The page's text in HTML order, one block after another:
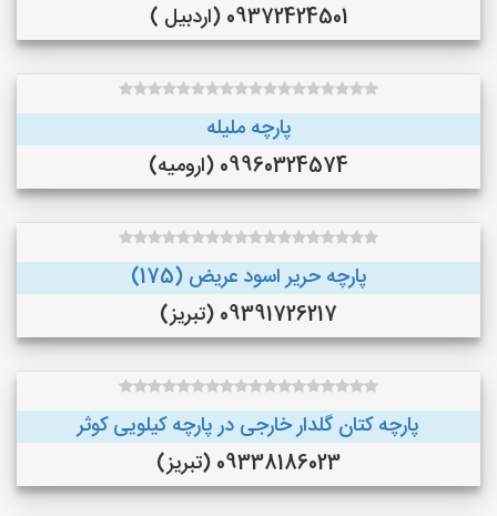
09372424501 (اردبیل )
پارچه ملیله
09960324574 (ارومیه)
پارچه حریر اسود عریض (175)
09391726217 (تبریز)
پارچه کتان گلدار خارجی در پارچه کیلویی کوثر
09338186023 (تبریز)